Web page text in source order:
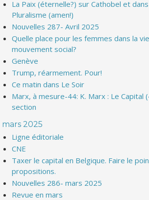
La Paix (éternelle?) sur Cathobel et
Pluralisme (amen!)
Nouvelles 287- Avril 2025
Quelle place pour les femmes dans la
mouvement social?
Genève
Trump, réarmement. Pour!
Ce matin dans Le Soir
Marx, à mesure-44: K. Marx : Le Capital
section
mars 2025
Ligne éditoriale
CNE
Taxer le capital en Belgique. Faire le
propositions.
Nouvelles 286- mars 2025
Revue en mars